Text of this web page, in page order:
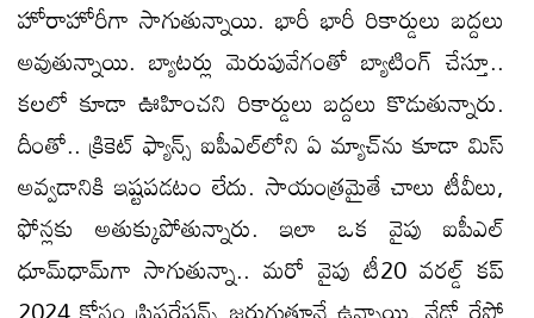
హోరాహోరీగా సాగుతున్నాయి. భారీ భారీ రికార్డులు బద్దలు
అవుతున్నాయి. బ్యాటర్లు మెరుపువేగంతో బ్యాటింగ్‌ చేస్తూ..
కలలో కూడా ఊహించని రికార్డులు బద్దలు కొడుతున్నారు.
దీంతో.. క్రికెట్‌ ఫ్యాన్స్‌ ఐపీఎల్‌లోని ఏ మ్యాచ్‌ను కూడా మిస్‌
అవ్వడానికి ఇష్టపడటం లేదు. సాయంత్రమైతే చాలు టీవీలు,
ఫోన్లకు అతుక్కుపోతున్నారు. ఇలా ఒక వైపు ఐపీఎల్‌
ధూమ్‌ధామ్‌గా సాగుతున్నా.. మరో వైపు టీ20 వరల్డ్‌ కప్‌